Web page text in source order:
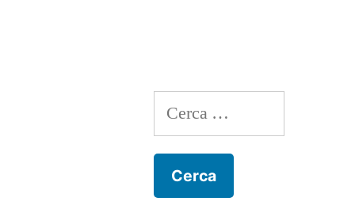
era»
Cerca: